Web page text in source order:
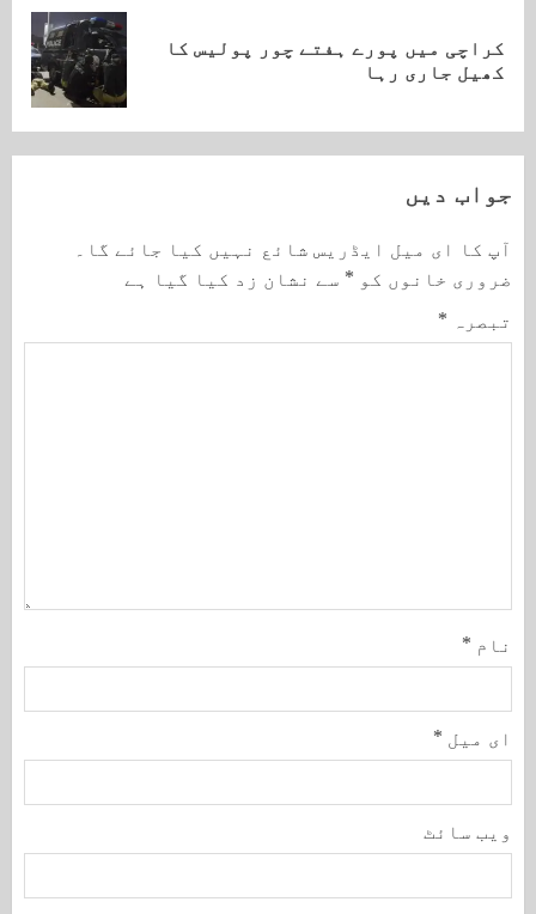
Next
post:
کراچی میں پورے ہفتے چور پولیس کا
کھیل جاری رہا
جواب دیں
آپ کا ای میل ایڈریس شائع نہیں کیا جائے گا۔
ضروری خانوں کو * سے نشان زد کیا گیا ہے
تبصرہ *
نام *
ای میل *
ویب‌ سائٹ